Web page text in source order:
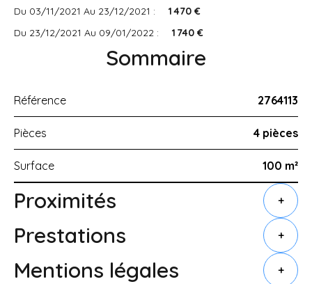
Du 03/11/2021 Au 23/12/2021 :
1 470 €
Du 23/12/2021 Au 09/01/2022 :
1 740 €
Sommaire
Référence 2764113
Pièces 4 pièces
Surface 100 m²
Proximités +
Prestations +
Mentions légales +